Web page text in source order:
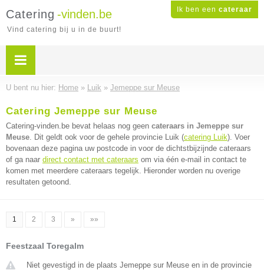
Ik ben een cateraar
Catering -vinden.be
Vind catering bij u in de buurt!
U bent nu hier: Home » Luik » Jemeppe sur Meuse
Catering Jemeppe sur Meuse
Catering-vinden.be bevat helaas nog geen cateraars in Jemeppe sur
Meuse. Dit geldt ook voor de gehele provincie Luik (catering Luik). Voer
bovenaan deze pagina uw postcode in voor de dichtstbijzijnde cateraars
of ga naar direct contact met cateraars om via één e-mail in contact te
komen met meerdere cateraars tegelijk. Hieronder worden nu overige
resultaten getoond.
1 2 3 » »»
Feestzaal Toregalm
Niet gevestigd in de plaats Jemeppe sur Meuse en in de provincie